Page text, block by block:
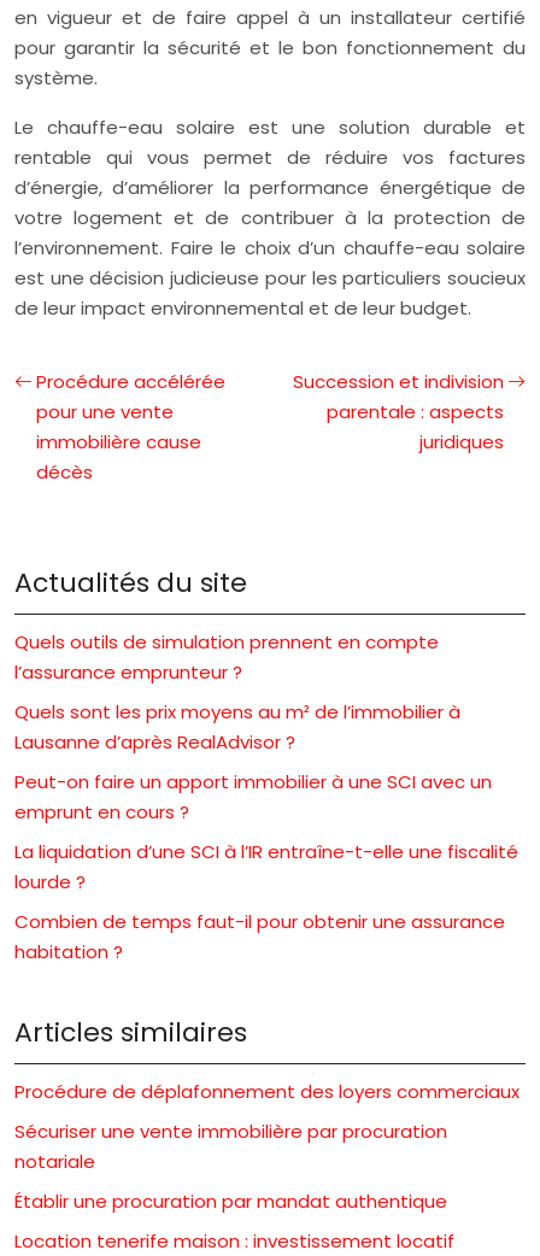
en vigueur et de faire appel à un installateur certifié
pour garantir la sécurité et le bon fonctionnement du
système.
Le chauffe-eau solaire est une solution durable et
rentable qui vous permet de réduire vos factures
d’énergie, d’améliorer la performance énergétique de
votre logement et de contribuer à la protection de
l’environnement. Faire le choix d’un chauffe-eau solaire
est une décision judicieuse pour les particuliers soucieux
de leur impact environnemental et de leur budget.
Procédure accélérée
pour une vente
immobilière cause
décès
Succession et indivision
parentale : aspects
juridiques
Actualités du site
Quels outils de simulation prennent en compte
l’assurance emprunteur ?
Quels sont les prix moyens au m² de l’immobilier à
Lausanne d’après RealAdvisor ?
Peut-on faire un apport immobilier à une SCI avec un
emprunt en cours ?
La liquidation d’une SCI à l’IR entraîne-t-elle une fiscalité
lourde ?
Combien de temps faut-il pour obtenir une assurance
habitation ?
Articles similaires
Procédure de déplafonnement des loyers commerciaux
Sécuriser une vente immobilière par procuration
notariale
Établir une procuration par mandat authentique
Location tenerife maison : investissement locatif